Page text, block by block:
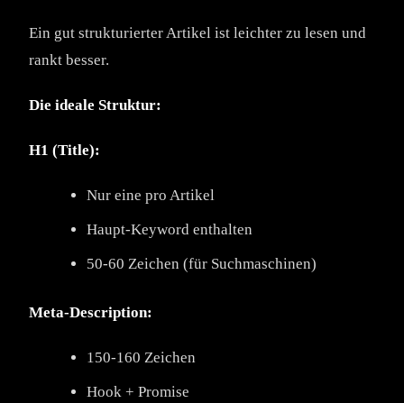
Ein gut strukturierter Artikel ist leichter zu lesen und
rankt besser.
Die ideale Struktur:
H1 (Title):
Nur eine pro Artikel
Haupt-Keyword enthalten
50-60 Zeichen (für Suchmaschinen)
Meta-Description:
150-160 Zeichen
Hook + Promise